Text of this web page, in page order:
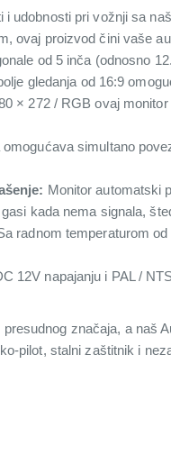
udobnosti pri vožnji sa
ovaj proizvod čini vaše
od 5 inča (odnosno
gledanja od 16:9
× 272 / RGB ovaj
simultano
Monitor automatski
kada nema signala,
radnom temperaturom
12V napajanju i PAL /
značaja, a naš
pilot, stalni zaštitnik i